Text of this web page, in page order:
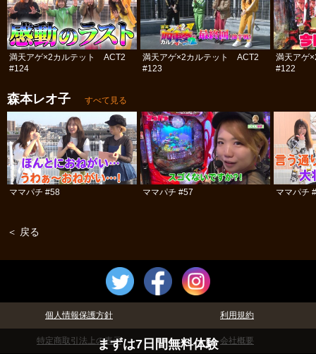
まずは7日間無料体験
満天アゲ×2カルテット ACT2
#124
満天アゲ×2カルテット ACT2
#123
満天アゲ
#122
森本レオ子 すべて見る
ママパチ #58 ママパチ #57 ママパチ
＜ 戻る
個人情報保護方針 利用規約
特定商取引法上の表示 会社概要